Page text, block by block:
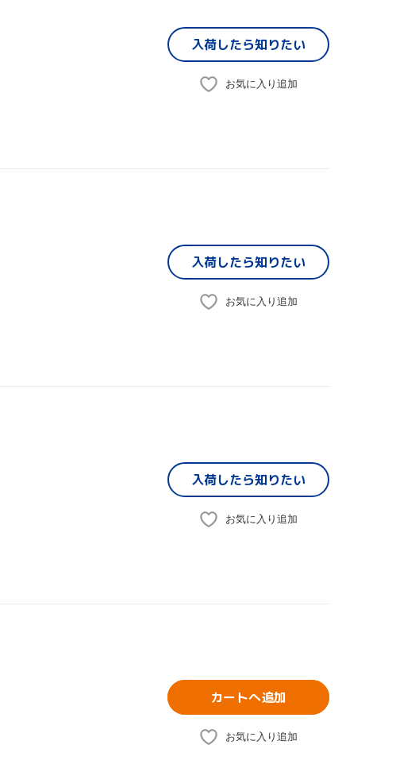
入荷したら知りたい
お気に入り追加
入荷したら知りたい
お気に入り追加
入荷したら知りたい
お気に入り追加
カートへ追加
お気に入り追加